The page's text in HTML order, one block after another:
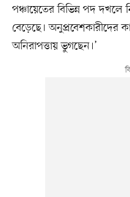
পঞ্চায়েতের বিভিন্ন পদ দখলে
বেড়েছে। অনুপ্রবেশকারীদের
অনিরাপত্তায় ভুগছেন।’